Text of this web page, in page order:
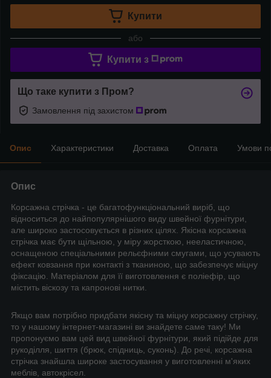
Купити
або
Купити з
Що таке купити з Пром?
Замовлення під захистом
Опис Характеристики Доставка Оплата Умови
Опис
Корсажна стрічка - це багатофункціональний виріб, що
відноситься до найпопулярнішого виду швейної фурнітури,
але широко застосовується в різних цілях. Якісна корсажна
стрічка має бути щільною, у міру жорсткою, нееластичною,
оснащеною спеціальними рельєфними смугами, що усувають
ефект ковзання при контакті з тканиною, що забезпечує міцну
фіксацію. Матеріалом для її виготовлення є поліефір, що
містить віскозу та капронові нитки.
Якщо вам потрібно придбати якісну та міцну корсажну стрічку,
то у нашому інтернет-магазині ви знайдете саме таку! Ми
пропонуємо вам цей вид швейної фурнітури, який підійде для
рукоділля, шиття (брюк, спідниць, суконь). До речі, корсажна
стрічка знайшла широке застосування у виготовленні м'яких
меблів, автокрісел.